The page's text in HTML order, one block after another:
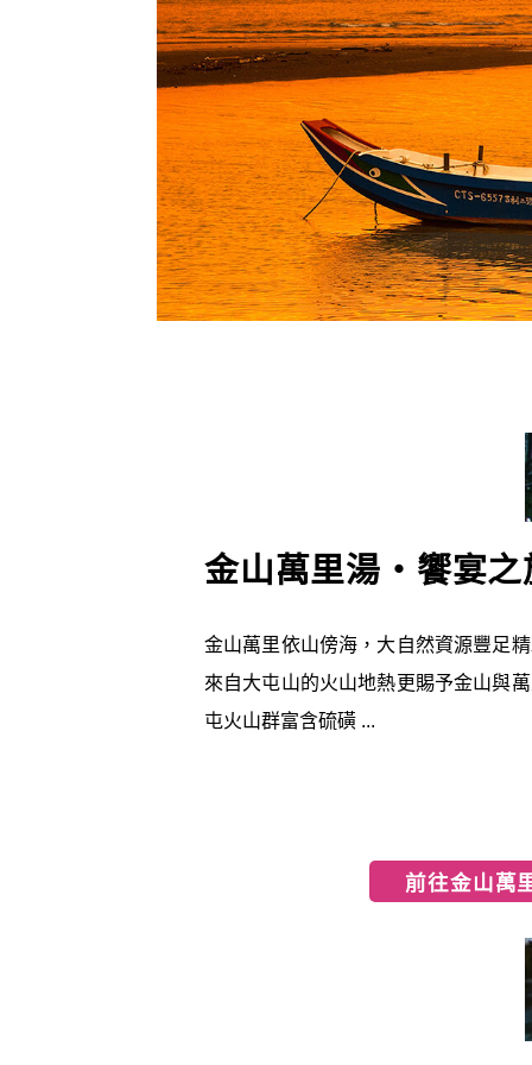
金山萬里湯‧饗宴之
金山萬里依山傍海，大自然資源豐足
來自大屯山的火山地熱更賜予金山與
屯火山群富含硫磺 ...
前往金山萬